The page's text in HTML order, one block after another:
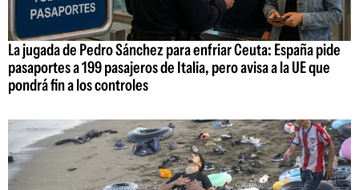
La jugada de Pedro Sánchez para enfriar Ceuta: España pide
pasaportes a 199 pasajeros de Italia, pero avisa a la UE que
pondrá fin a los controles